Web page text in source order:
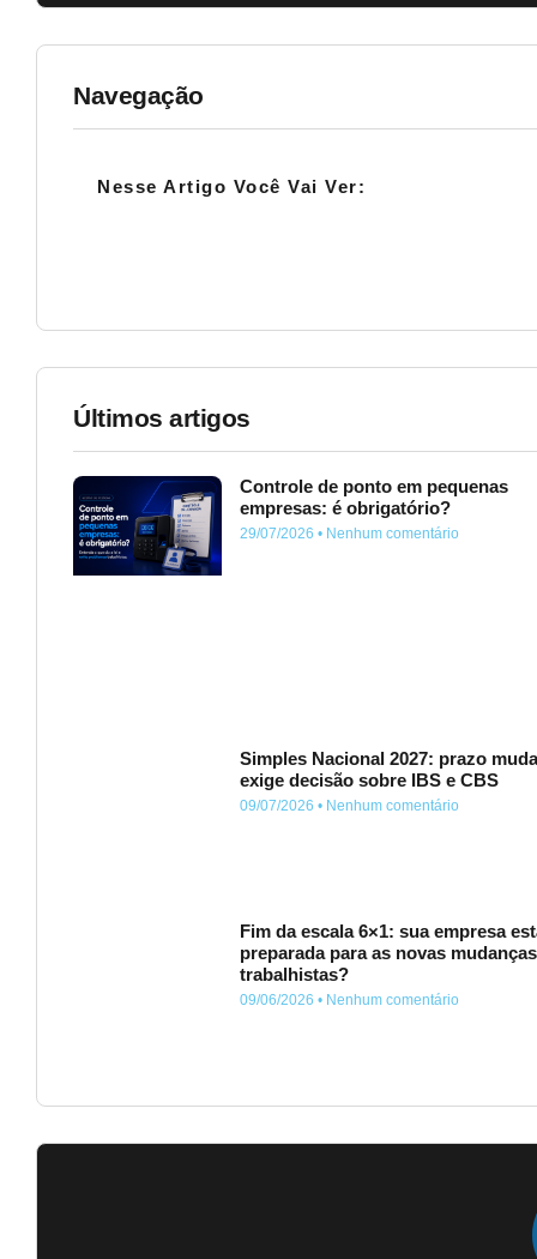
Navegação
Nesse Artigo Você Vai Ver:
Últimos artigos
Controle de ponto em pequenas
empresas: é obrigatório?
29/07/2026 Nenhum comentário
Simples Nacional 2027: prazo
exige decisão sobre IBS e CBS
09/07/2026 Nenhum comentário
Fim da escala 6×1: sua empresa
preparada para as novas mudanças
trabalhistas?
09/06/2026 Nenhum comentário